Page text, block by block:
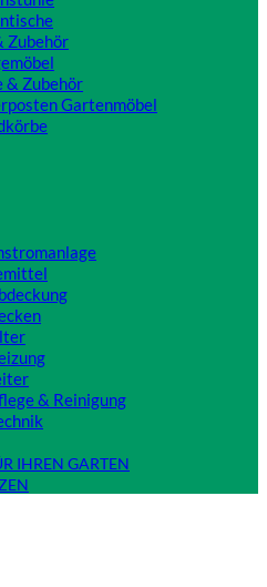
Zubehör
& Zubehör
Gartenmöbel
& Reinigung
IHREN GARTEN